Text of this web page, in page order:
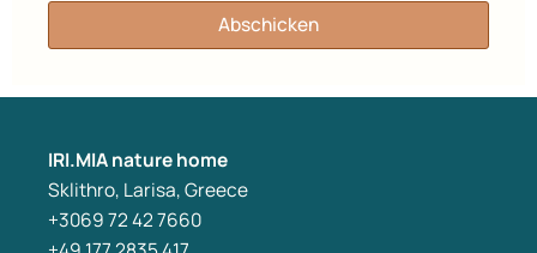
Abschicken
IRI.MIA nature home
Sklithro, Larisa, Greece
+3069 72 42 7660